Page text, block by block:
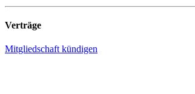
Verträge
Mitgliedschaft kündigen